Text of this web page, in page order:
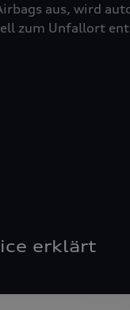
aus, wird
zum Unfallort
erklärt